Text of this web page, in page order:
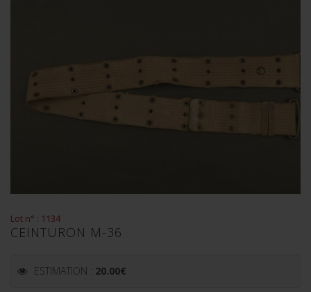
Lot n° : 1134
CEINTURON M-36
ESTIMATION : 20.00€